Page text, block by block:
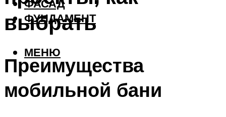
ФАСАД
ФУНДАМЕНТ
МЕНЮ
выбрать
Преимущества
мобильной бани